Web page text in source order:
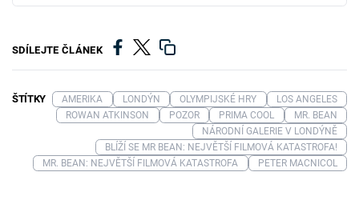
SDÍLEJTE ČLÁNEK
ŠTÍTKY AMERIKA LONDÝN OLYMPIJSKÉ HRY
LOS ANGELES
ROWAN ATKINSON
POZOR PRIMA COOL
MR. BEAN
NÁRODNÍ GALERIE V LONDÝNĚ
BLÍŽÍ SE MR BEAN: NEJVĚTŠÍ FILMOVÁ KATASTROFA!
MR. BEAN: NEJVĚTŠÍ FILMOVÁ KATASTROFA
PETER MACNICOL